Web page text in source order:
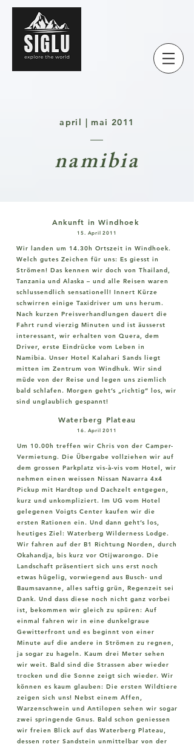
april | mai 2011
namibia
Ankunft in Windhoek
15. April 2011
Wir landen um 14.30h Ortszeit in Windhoek.
Welch gutes Zeichen für uns: Es giesst in
Strömen! Das kennen wir doch von Thailand,
Tanzania und Alaska – und alle Reisen waren
schlussendlich sensationell! Innert Kürze
schwirren einige Taxidriver um uns herum.
Nach kurzen Preisverhandlungen dauert die
Fahrt rund vierzig Minuten und ist äusserst
interessant, wir erhalten von Quera, dem
Driver, erste Eindrücke vom Leben in
Namibia. Unser Hotel Kalahari Sands liegt
mitten im Zentrum von Windhuk. Wir sind
müde von der Reise und legen uns ziemlich
bald schlafen. Morgen geht’s „richtig“ los, wir
sind unglaublich gespannt!
Waterberg Plateau
16. April 2011
Um 10.00h treffen wir Chris von der Camper-
Vermietung. Die Übergabe vollziehen wir auf
dem grossen Parkplatz vis-à-vis vom Hotel, wir
nehmen einen weissen Nissan Navarra 4x4
Pickup mit Hardtop und Dachzelt entgegen,
kurz und unkompliziert. Im UG vom Hotel
gelegenen Voigts Center kaufen wir die
ersten Rationen ein. Und dann geht’s los,
heutiges Ziel: Waterberg Wilderness Lodge.
Wir fahren auf der B1 Richtung Norden, durch
Okahandja, bis kurz vor Otijwarongo. Die
Landschaft präsentiert sich uns erst noch
etwas hügelig, vorwiegend aus Busch- und
Baumsavanne, alles saftig grün, Regenzeit sei
Dank. Und dass diese noch nicht ganz vorbei
ist, bekommen wir gleich zu spüren: Auf
einmal fahren wir in eine dunkelgraue
Gewitterfront und es beginnt von einer
Minute auf die andere in Strömen zu regnen,
ja sogar zu hageln. Kaum drei Meter sehen
wir weit. Bald sind die Strassen aber wieder
trocken und die Sonne zeigt sich wieder. Wir
können es kaum glauben: Die ersten Wildtiere
zeigen sich uns! Nebst einem Affen,
Warzenschwein und Antilopen sehen wir sogar
zwei springende Gnus. Bald schon geniessen
wir freien Blick auf das Waterberg Plateau,
dessen roter Sandstein unmittelbar von der